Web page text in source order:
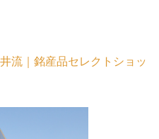
流｜銘産品セレクトショッ